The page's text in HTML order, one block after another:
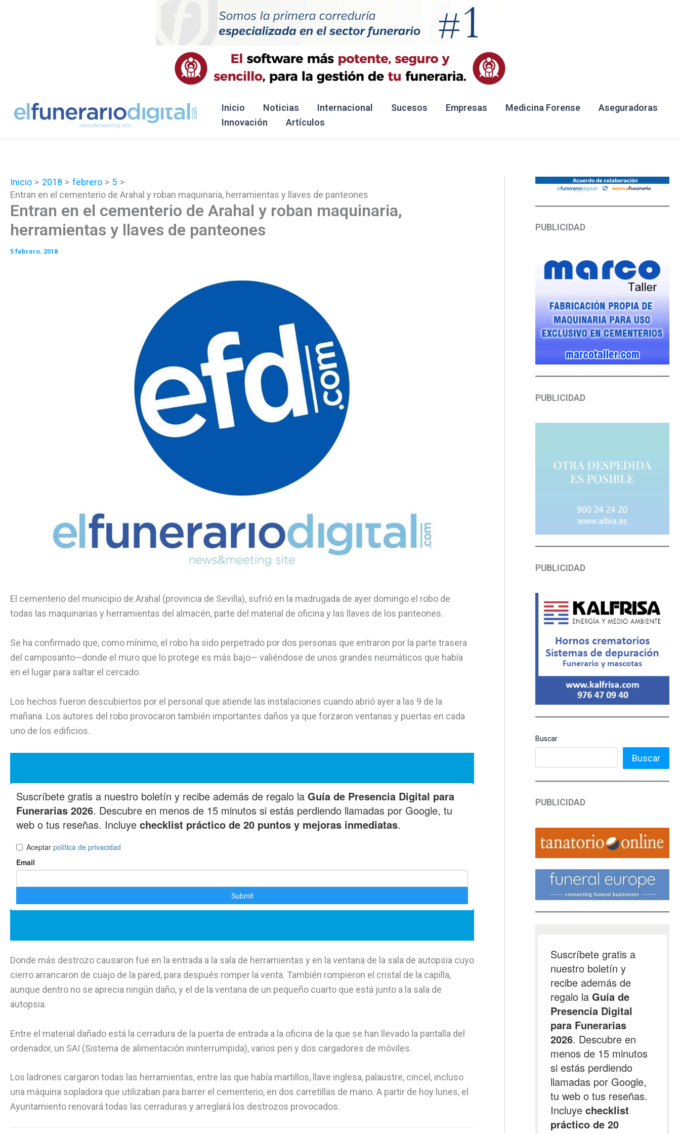
Inicio Noticias Internacional Sucesos Empresas Medicina Forense
Aseguradoras
Innovación
Artículos
Inicio 2018 febrero
5
Entran en el cementerio de Arahal y roban maquinaria, herramientas y llaves de panteones
Entran en el cementerio de Arahal y roban maquinaria,
herramientas y llaves de panteones
5 febrero. 2018
El cementerio del municipio de Arahal (provincia de Sevilla), sufrió en la madrugada de ayer domingo el robo de
todas las maquinarias y herramientas del almacén, parte del material de oficina y las llaves de los panteones.
Se ha confirmado que, como mínimo, el robo ha sido perpetrado por dos personas que entraron por la parte trasera
del camposanto—donde el muro que lo protege es más bajo— valiéndose de unos grandes neumáticos que había
en el lugar para saltar el cercado.
Los hechos fueron descubiertos por el personal que atiende las instalaciones cuando abrió ayer a las 9 de la
mañana. Los autores del robo provocaron también importantes daños ya que forzaron ventanas y puertas en cada
uno de los edificios.
Donde más destrozo causaron fue en la entrada a la sala de herramientas y en la ventana de la sala de autopsia cuyo
cierro arrancaron de cuajo de la pared, para después romper la venta. También rompieron el cristal de la capilla,
aunque dentro no se aprecia ningún daño, y el de la ventana de un pequeño cuarto que está junto a la sala de
autopsia.
Entre el material dañado está la cerradura de la puerta de entrada a la oficina de la que se han llevado la pantalla del
ordenador, un SAI (Sistema de alimentación ininterrumpida), varios pen y dos cargadores de móviles.
Los ladrones cargaron todas las herramientas, entre las que había martillos, llave inglesa, palaustre, cincel, incluso
una máquina sopladora que utilizaban para barrer el cementerio, en dos carretillas de mano. A partir de hoy lunes, el
Ayuntamiento renovará todas las cerraduras y arreglará los destrozos provocados.
PUBLICIDAD
PUBLICIDAD
PUBLICIDAD
Buscar
Buscar
PUBLICIDAD